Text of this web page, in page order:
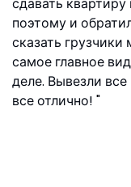
поэтому и
сказать
самое главное
деле. Вывезли
все отлично!